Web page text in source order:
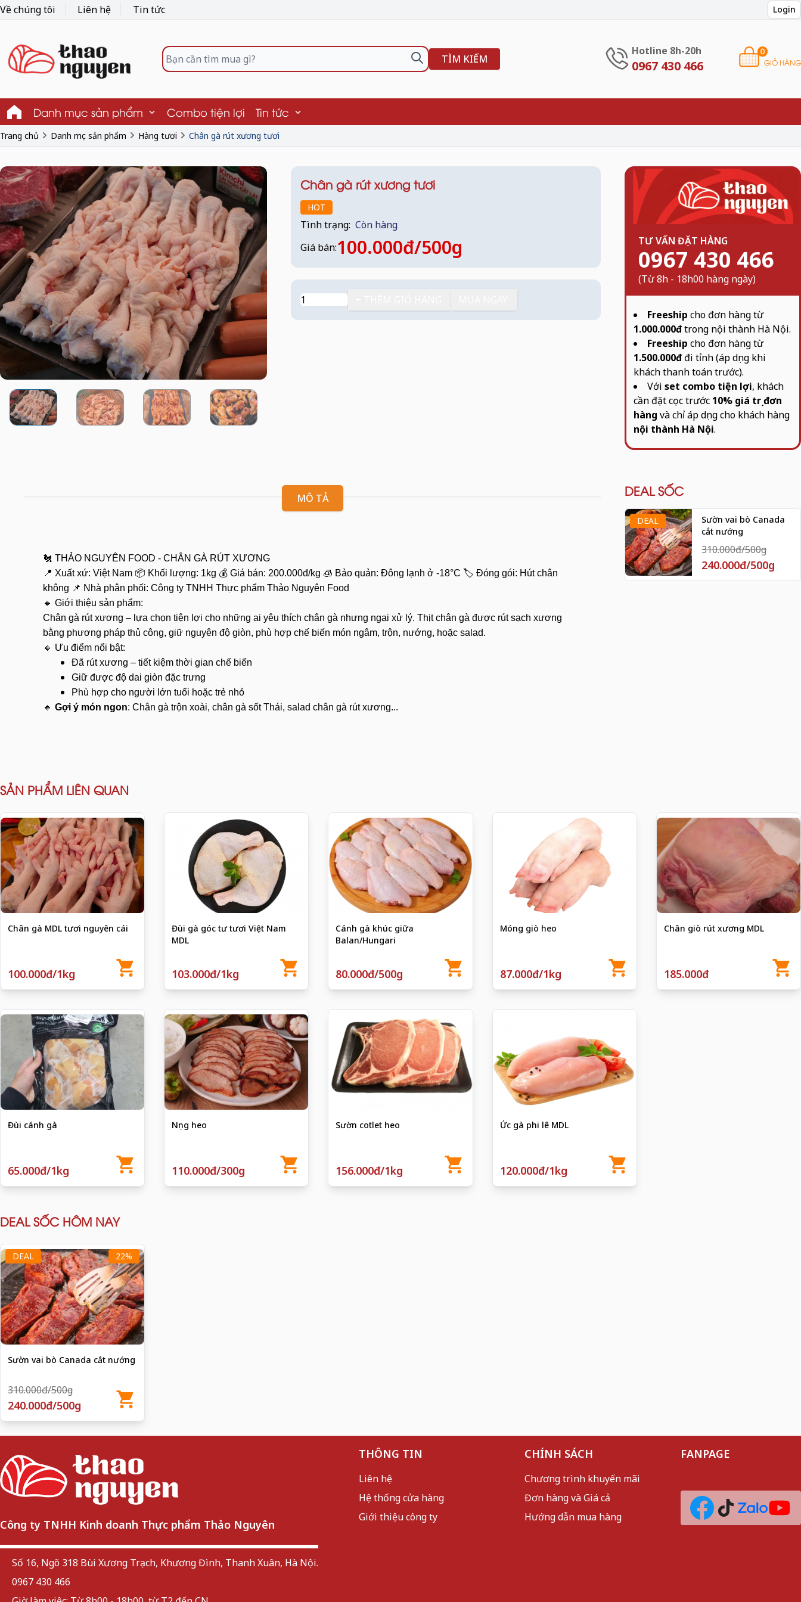
Về chúng tôi Liên hệ Tin tức Login
TÌM KIẾM
Hotline 8h-20h
0967 430 466 GIỎ HÀNG
0
Danh mục sản phẩm Combo tiện lợi Tin tức
Trang chủ Danh mục sản phẩm Hàng tươi Chân gà rút xương tươi
Chân gà rút xương tươi
HOT
Tình trạng: Còn hàng
Giá bán:100.000đ/500g TƯ VẤN ĐẶT HÀNG
0967 430 466
(Từ 8h - 18h00 hàng ngày)
Freeship cho đơn hàng từ
1.000.000đtrong nội thành Hà Nội.
Freeship cho đơn hàng từ
1.500.000đđi tỉnh (áp dụng khi
khách thanh toán trước).
Với set combo tiện lợi, khách
cần đặt cọc trước 10% giá trị đơn
hàng và chỉ áp dụng cho khách hàng
nội thành Hà Nội.
MÔ TẢ
🐔 THẢO NGUYÊN FOOD - CHÂN GÀ RÚT XƯƠNG
📍 Xuất xứ: Việt Nam 📦 Khối lượng: 1kg 💰 Giá bán: 200.000đ/kg 🧊 Bảo quản: Đông lạnh ở -18°C 🏷️ Đóng gói: Hút chân
không 📌 Nhà phân phối: Công ty TNHH Thực phẩm Thảo Nguyên Food
🔸 Giới thiệu sản phẩm:
Chân gà rút xương – lựa chọn tiện lợi cho những ai yêu thích chân gà nhưng ngại xử lý. Thịt chân gà được rút sạch xương
bằng phương pháp thủ công, giữ nguyên độ giòn, phù hợp chế biến món ngâm, trộn, nướng, hoặc salad.
🔸 Ưu điểm nổi bật:
Đã rút xương – tiết kiệm thời gian chế biến
Giữ được độ dai giòn đặc trưng
Phù hợp cho người lớn tuổi hoặc trẻ nhỏ
🔸 Gợi ý món ngon: Chân gà trộn xoài, chân gà sốt Thái, salad chân gà rút xương...
DEAL SỐC
DEAL
Sườn vai bò Canada
cắt nướng
310.000đ/500g
240.000đ/500g
SẢN PHẨM LIÊN QUAN
Chân gà MDL tươi nguyên cái
100.000đ/1kg
Đùi gà góc tư tươi Việt Nam
MDL
103.000đ/1kg
Cánh gà khúc giữa
Balan/Hungari
80.000đ/500g
Móng giò heo
87.000đ/1kg
Chân giò rút xương MDL
185.000đ
Đùi cánh gà
65.000đ/1kg
Nọng heo
110.000đ/300g
Sườn cotlet heo
156.000đ/1kg
Ức gà phi lê MDL
120.000đ/1kg
DEAL SỐC HÔM NAY
DEAL 22%
Sườn vai bò Canada cắt nướng
310.000đ/500g
240.000đ/500g
Công ty TNHH Kinh doanh Thực phẩm Thảo Nguyên
Số 16, Ngõ 318 Bùi Xương Trạch, Khương Đình, Thanh Xuân, Hà Nội.
0967 430 466
THÔNG TIN
Liên hệ
Hệ thống cửa hàng
Giới thiệu công ty
CHÍNH SÁCH
Chương trình khuyến mãi
Đơn hàng và Giá cả
Hướng dẫn mua hàng
FANPAGE